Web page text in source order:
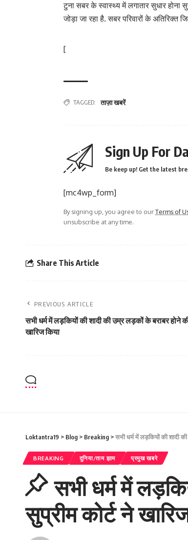
टुना सबर के स्वास्थ्य में लगातार सुधार होना
जोड़ा जा रहा है. सबर परिवारों के
[
TAGGED: ताज़ा खबरें
Sign Up For
Be keep up! Get the latest
[mc4wp_form]
By signing up, you agree to ourTerms of
unsubscribe at any time.
Share This Article
PREVIOUS ARTICLE
सभी धर्म में लड़कियों की शादी की उम्र लड़कों के बराबर होने
खारिज किया
Loktantra19 > Blog > Breaking >सभी धर्म में लड़कियों की शादी
BREAKING दुनिया/ताम झाम प्रमुख खबरे
सभी धर्म में
सुप्रीम कोर्ट ने